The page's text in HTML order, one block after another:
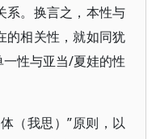
系。换言之，本性与
的相关性，就如同犹
性与亚当/夏娃的性
（我思）”原则，以